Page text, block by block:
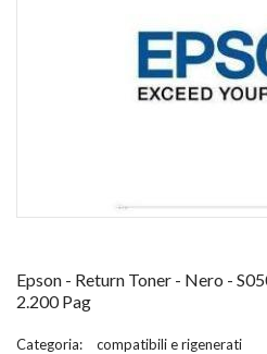
Epson - Return Toner - Nero -
2.200 Pag
Categoria: compatibili e rigenerati